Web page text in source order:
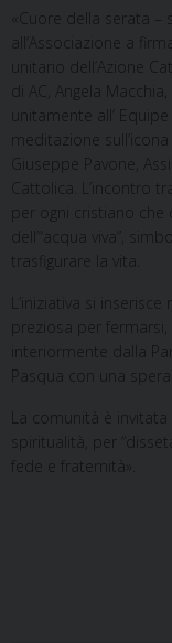
«Cuore della serata –
all’Associazione a
unitario dell’Azione
di AC, Angela
unitamente all’
meditazione
Giuseppe Pavone,
Cattolica. L’incontro
per ogni cristiano che
dell’“acqua viva”,
trasfigurare la vita.
L’iniziativa si
preziosa per fermarsi,
interiormente dalla
Pasqua con una
La comunità è
spiritualità, per
fede e fraternità».